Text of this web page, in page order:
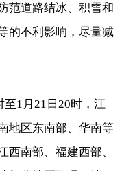
范道路结冰、积雪和
的不利影响，尽量减
至1月21日20时，江
地区东南部、华南等
南部、福建西部、